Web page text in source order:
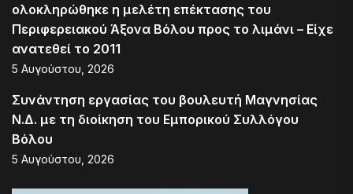
ολοκληρώθηκε η μελέτη επέκτασης του
Περιφερειακού Άξονα Βόλου προς το λιμάνι – Είχε
ανατεθεί το 2011
5 Αυγούστου, 2026
Συνάντηση εργασίας του βουλευτή Μαγνησίας
Ν.Δ. με τη διοίκηση του Εμπορικού Συλλόγου
Βόλου
5 Αυγούστου, 2026